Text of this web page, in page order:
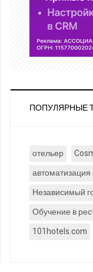
ПОПУЛЯРНЫЕ
отельер
автоматизация
Независимый
Обучение в
101hotels.com